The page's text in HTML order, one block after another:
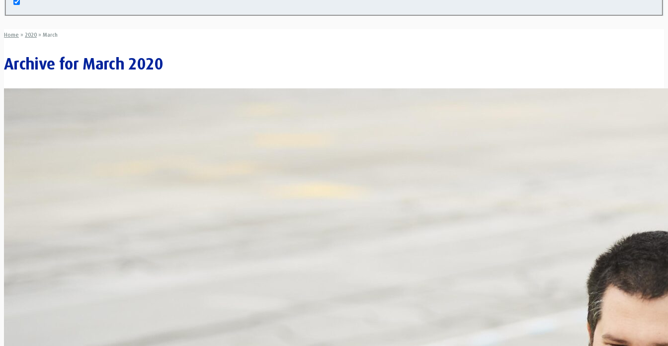
Home » 2020 » March
Archive for March 2020